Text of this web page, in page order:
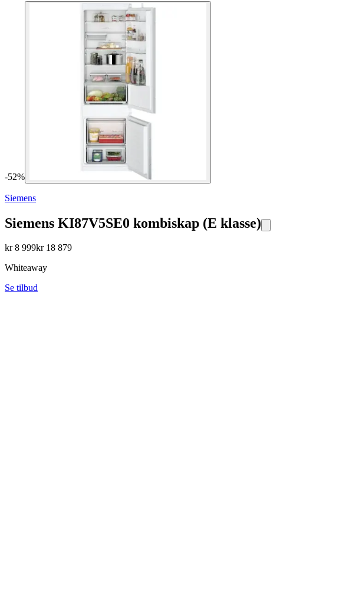
-52%
Siemens
Siemens KI87V5SE0 kombiskap (E klasse)
kr8 999kr 18 879
Whiteaway
Se tilbud